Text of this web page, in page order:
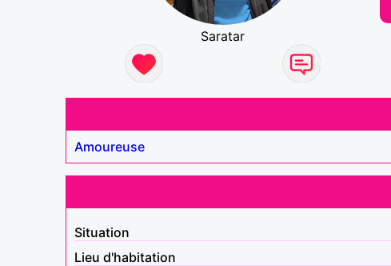
Saratar
Amoureuse
Situation
Lieu d'habitation